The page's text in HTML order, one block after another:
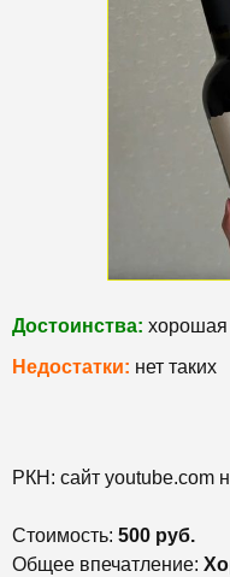
Достоинства: хорошая
Недостатки: нет таких
РКН: сайт youtube.com
Стоимость: 500 руб.
Общее впечатление: